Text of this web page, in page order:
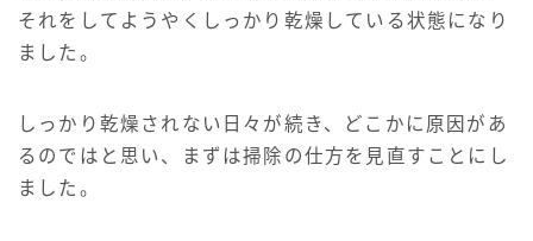
それをしてようやくしっかり乾燥している状態になり
ました。
しっかり乾燥されない日々が続き、どこかに原因があ
るのではと思い、まずは掃除の仕方を見直すことにし
ました。